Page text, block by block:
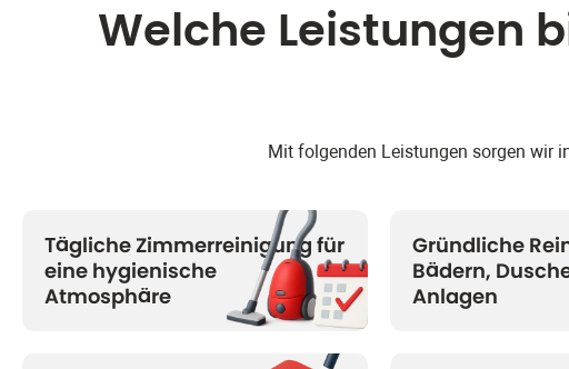
Welche Leistungen
Mit folgenden Leistungen sorgen wir
Tägliche Zimmerreinigung für
eine hygienische
Atmosphäre
Gründliche
Bädern,
Anlagen